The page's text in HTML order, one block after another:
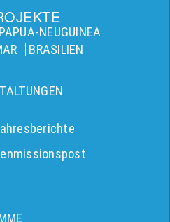
PAPUA-NEUGUINEA
BRASILIEN